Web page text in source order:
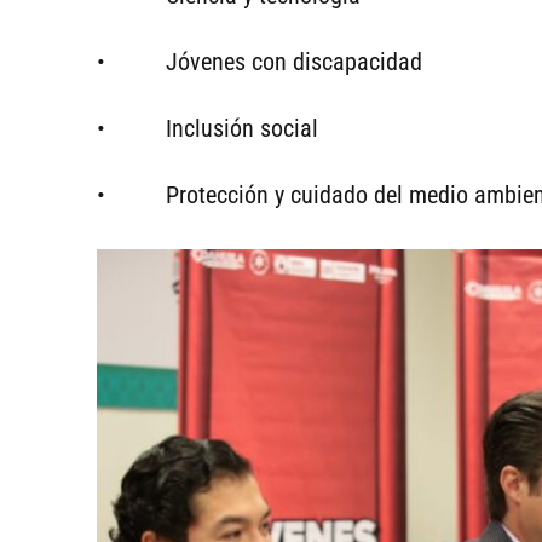
• Jóvenes con discapacidad
• Inclusión social
• Protección y cuidado del medio